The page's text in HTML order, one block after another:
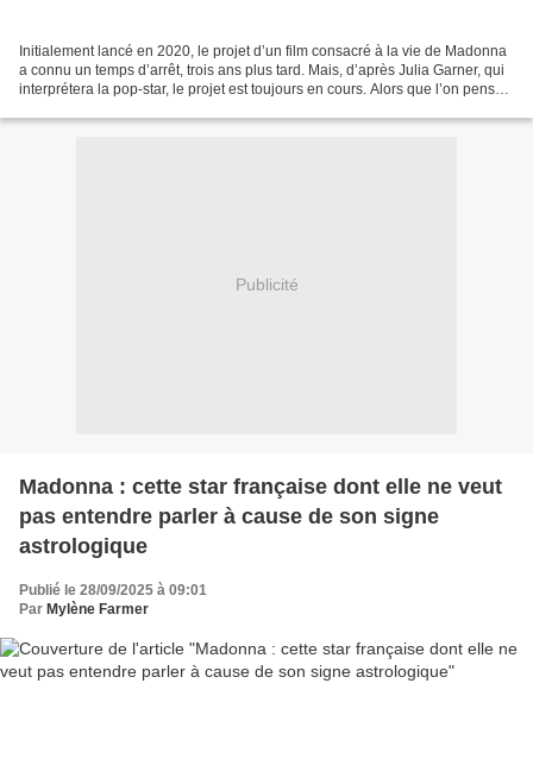
Initialement lancé en 2020, le projet d’un film consacré à la vie de Madonna
a connu un temps d’arrêt, trois ans plus tard. Mais, d’après Julia Garner, qui
interprétera la pop-star, le projet est toujours en cours. Alors que l’on pensait
Publicité
Madonna : cette star française dont elle ne veut
pas entendre parler à cause de son signe
astrologique
Publié le 28/09/2025 à 09:01
Par Mylène Farmer